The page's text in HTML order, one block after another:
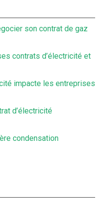
son contrat de gaz
contrats d’électricité et
impacte les entreprises
d’électricité
condensation